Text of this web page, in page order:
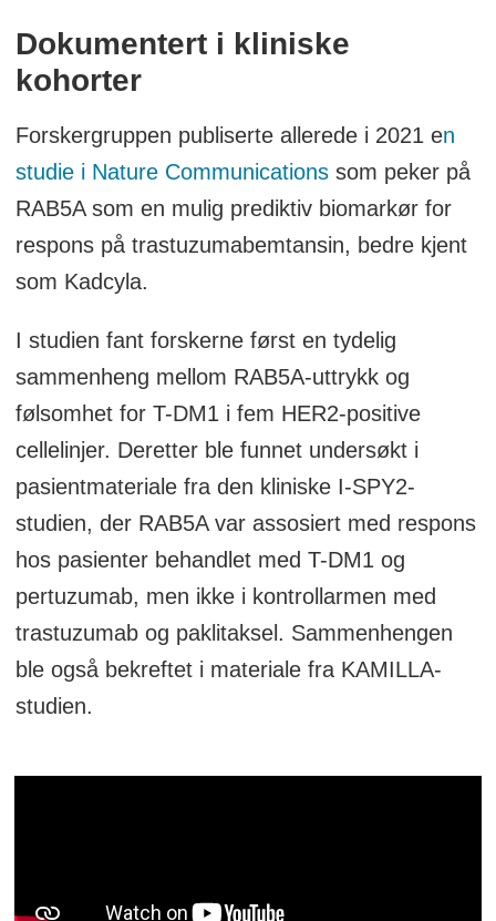
Dokumentert i kliniske
kohorter
Forskergruppen publiserte allerede i 2021 en
studie i Nature Communicationssom peker på
RAB5A som en mulig prediktiv biomarkør for
respons på trastuzumabemtansin, bedre kjent
som Kadcyla.
I studien fant forskerne først en tydelig
sammenheng mellom RAB5A-uttrykk og
følsomhet for T-DM1 i fem HER2-positive
cellelinjer. Deretter ble funnet undersøkt i
pasientmateriale fra den kliniske I-SPY2-
studien, der RAB5A var assosiert med respons
hos pasienter behandlet med T-DM1 og
pertuzumab, men ikke i kontrollarmen med
trastuzumab og paklitaksel. Sammenhengen
ble også bekreftet i materiale fra KAMILLA-
studien.